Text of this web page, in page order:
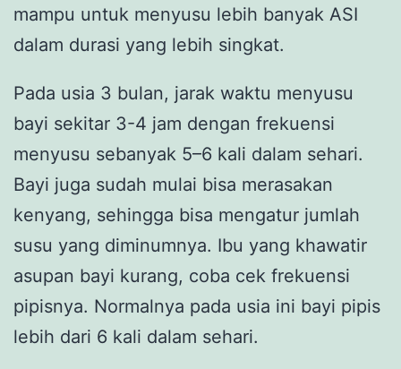
mampu untuk menyusu lebih banyak ASI
dalam durasi yang lebih singkat.
Pada usia 3 bulan, jarak waktu menyusu
bayi sekitar 3-4 jam dengan frekuensi
menyusu sebanyak 5–6 kali dalam sehari.
Bayi juga sudah mulai bisa merasakan
kenyang, sehingga bisa mengatur jumlah
susu yang diminumnya. Ibu yang khawatir
asupan bayi kurang, coba cek frekuensi
pipisnya. Normalnya pada usia ini bayi pipis
lebih dari 6 kali dalam sehari.